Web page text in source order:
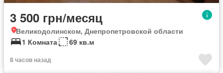
3 500 грн/месяц
Великодолинском, Днепропетровской области
1 Комната
69 кв.м
8 часов назад